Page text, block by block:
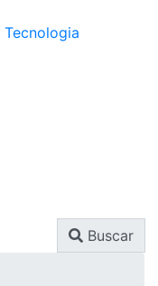
Tecnologia
Buscar